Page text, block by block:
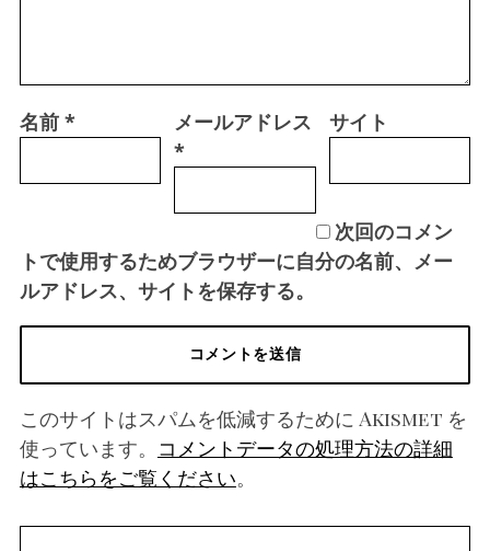
名前 *
メールアドレス
*
サイト
次回のコメン
トで使用するためブラウザーに自分の名前、メー
ルアドレス、サイトを保存する。
このサイトはスパムを低減するために Akismet を
使っています。 コメントデータの処理方法の詳細
はこちらをご覧ください。